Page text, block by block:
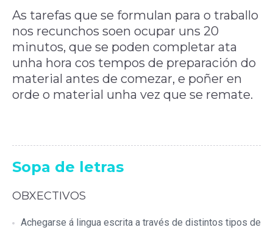
As tarefas que se formulan para o traballo
nos recunchos soen ocupar uns 20
minutos, que se poden completar ata
unha hora cos tempos de preparación do
material antes de comezar, e poñer en
orde o material unha vez que se remate.
Sopa de letras
OBXECTIVOS
Achegarse á lingua escrita a través de distintos tipos de